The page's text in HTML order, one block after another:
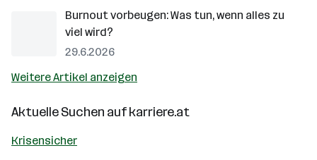
Burnout vorbeugen: Was tun, wenn alles zu
viel wird?
29.6.2026
Weitere Artikel anzeigen
Aktuelle Suchen aufkarriere.at
Krisensicher